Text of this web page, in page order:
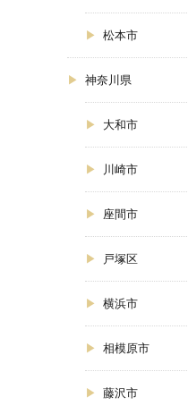
松本市
神奈川県
大和市
川崎市
座間市
戸塚区
横浜市
相模原市
藤沢市